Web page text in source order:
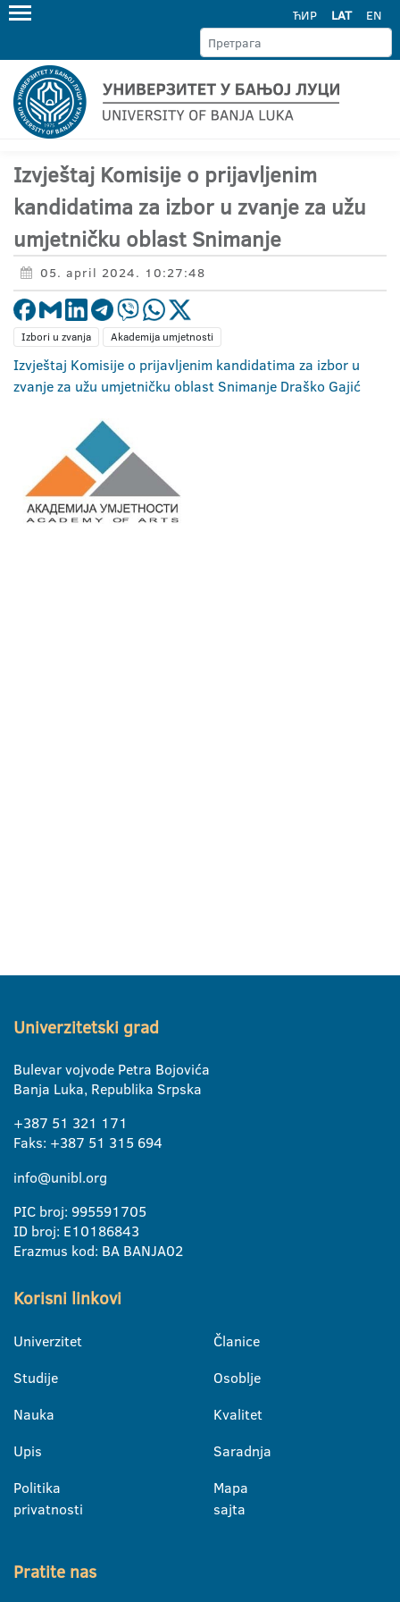
ЋИР LAT EN
Izvještaj Komisije o prijavljenim
kandidatima za izbor u zvanje za užu
umjetničku oblast Snimanje
05. april 2024. 10:27:48
Izbori u zvanja Akademija umjetnosti
Izvještaj Komisije o prijavljenim kandidatima za izbor u
zvanje za užu umjetničku oblast Snimanje Draško Gajić
Univerzitetski grad
Bulevar vojvode Petra Bojovića
Banja Luka, Republika Srpska
+387 51 321 171
Faks: +387 51 315 694
info@unibl.org
PIC broj: 995591705
ID broj: E10186843
Erazmus kod: BA BANJA02
Korisni linkovi
Univerzitet
Studije
Nauka
Upis
Politika
privatnosti
Članice
Osoblje
Kvalitet
Saradnja
Mapa
sajta
Pratite nas